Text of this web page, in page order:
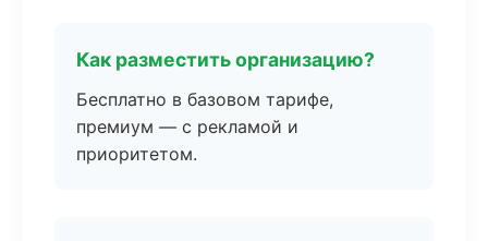
Как разместить организацию?
Бесплатно в базовом тарифе,
премиум — с рекламой и
приоритетом.